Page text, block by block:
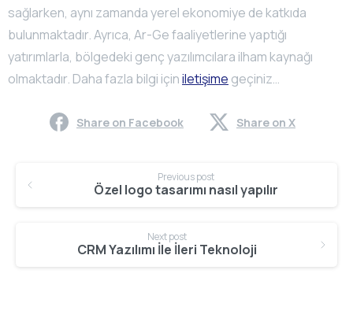
sağlarken, aynı zamanda yerel ekonomiye de katkıda
bulunmaktadır. Ayrıca, Ar-Ge faaliyetlerine yaptığı
yatırımlarla, bölgedeki genç yazılımcılara ilham kaynağı
olmaktadır. Daha fazla bilgi içiniletişime geçiniz…
Share on Facebook Share on X
Reading
Previous post
Özel logo tasarımı nasıl yapılır
Next post
CRM Yazılımı İle İleri Teknoloji